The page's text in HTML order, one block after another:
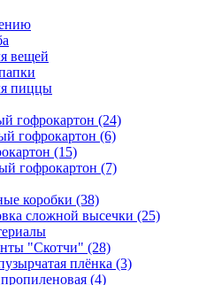
вещей
пиццы
гофрокартон (24)
гофрокартон (6)
(15)
гофрокартон (7)
коробки (38)
сложной высечки (25)
"Скотчи" (28)
плёнка (3)
(4)